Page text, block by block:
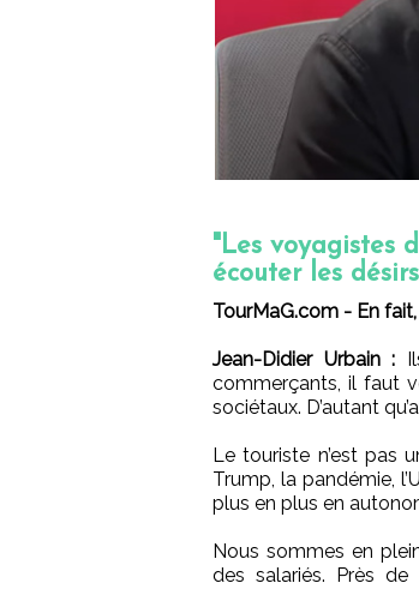
"Les voyagistes
écouter les
TourMaG.com - En
Jean-Didier Urbain :
commerçants, il faut
sociétaux. D’autant
Le touriste n’est pas
Trump, la pandémie,
plus en plus en
Nous sommes en
des salariés. Près